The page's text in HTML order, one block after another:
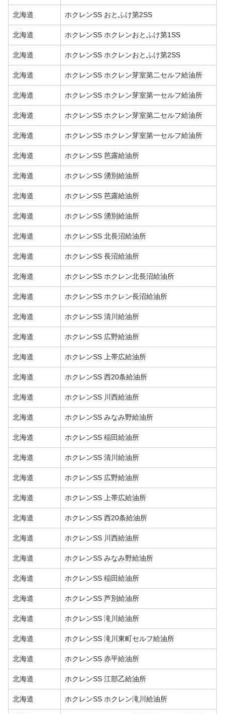
北海道 ホクレンSS おとふけ第2SS
北海道 ホクレンSS ホクレンおとふけ第1SS
北海道 ホクレンSS ホクレンおとふけ第2SS
北海道 ホクレンSS ホクレン芽室第二セルフ給油所
北海道 ホクレンSS ホクレン芽室第一セルフ給油所
北海道 ホクレンSS ホクレン芽室第二セルフ給油所
北海道 ホクレンSS ホクレン芽室第一セルフ給油所
北海道 ホクレンSS 芭露給油所
北海道 ホクレンSS 湧別給油所
北海道 ホクレンSS 芭露給油所
北海道 ホクレンSS 湧別給油所
北海道 ホクレンSS 北長沼給油所
北海道 ホクレンSS 長沼給油所
北海道 ホクレンSS ホクレン北長沼給油所
北海道 ホクレンSS ホクレン長沼給油所
北海道 ホクレンSS 清川給油所
北海道 ホクレンSS 広野給油所
北海道 ホクレンSS 上帯広給油所
北海道 ホクレンSS 西20条給油所
北海道 ホクレンSS 川西給油所
北海道 ホクレンSS みなみ野給油所
北海道 ホクレンSS 稲田給油所
北海道 ホクレンSS 清川給油所
北海道 ホクレンSS 広野給油所
北海道 ホクレンSS 上帯広給油所
北海道 ホクレンSS 西20条給油所
北海道 ホクレンSS 川西給油所
北海道 ホクレンSS みなみ野給油所
北海道 ホクレンSS 稲田給油所
北海道 ホクレンSS 芦別給油所
北海道 ホクレンSS 滝川給油所
北海道 ホクレンSS 滝川東町セルフ給油所
北海道 ホクレンSS 赤平給油所
北海道 ホクレンSS 江部乙給油所
北海道 ホクレンSS ホクレン滝川給油所